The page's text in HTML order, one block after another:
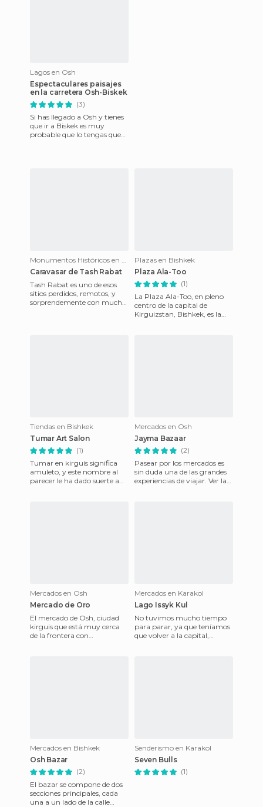
Lagos en Osh
Espectaculares paisajes
en la carretera Osh-Biskek
(3)
Si has llegado a Osh y tienes
que ir a Biskek es muy
probable que lo tengas que
Monumentos Históricos en Torugart
Caravasar de Tash Rabat
Tash Rabat es uno de esos
sitios perdidos, remotos, y
sorprendemente con mucha
Plazas en Bishkek
Plaza Ala-Too
(1)
La Plaza Ala-Too, en pleno
centro de la capital de
Kirguizstan, Bishkek, es la
Tiendas en Bishkek
Tumar Art Salon
(1)
Tumar en kirguís significa
amuleto, y este nombre al
parecer le ha dado suerte a
Mercados en Osh
Jayma Bazaar
(2)
Pasear por los mercados es
sin duda una de las grandes
experiencias de viajar. Ver la
Mercados en Osh
Mercado de Oro
El mercado de Osh, ciudad
kirguis que está muy cerca
de la frontera con
Mercados en Karakol
Lago Issyk Kul
No tuvimos mucho tiempo
para parar, ya que teníamos
que volver a la capital,
Mercados en Bishkek
Osh Bazar
(2)
El bazar se compone de dos
secciones principales, cada
una a un lado de la calle
Senderismo en Karakol
Seven Bulls
(1)